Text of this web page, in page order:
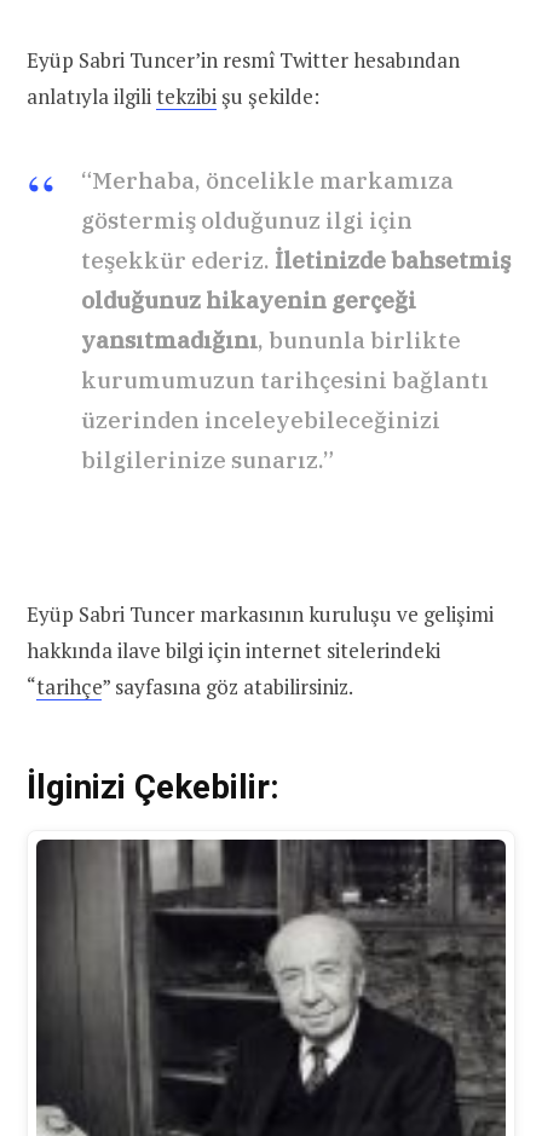
Eyüp Sabri Tuncer’in resmî Twitter hesabından
anlatıyla ilgilitekzibişu şekilde:
“Merhaba, öncelikle markamıza
göstermiş olduğunuz ilgi için
teşekkür ederiz. İletinizde bahsetmiş
olduğunuz hikayenin gerçeği
yansıtmadığını, bununla birlikte
kurumumuzun tarihçesini bağlantı
üzerinden inceleyebileceğinizi
bilgilerinize sunarız.”
Eyüp Sabri Tuncer markasının kuruluşu ve gelişimi
hakkında ilave bilgi için internet sitelerindeki
“tarihçe” sayfasına göz atabilirsiniz.
İlginizi Çekebilir: